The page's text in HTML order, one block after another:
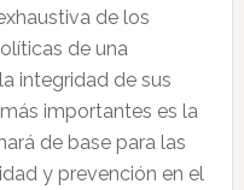
de los
de una
integridad de sus
importantes es la
de base para las
y prevención en el